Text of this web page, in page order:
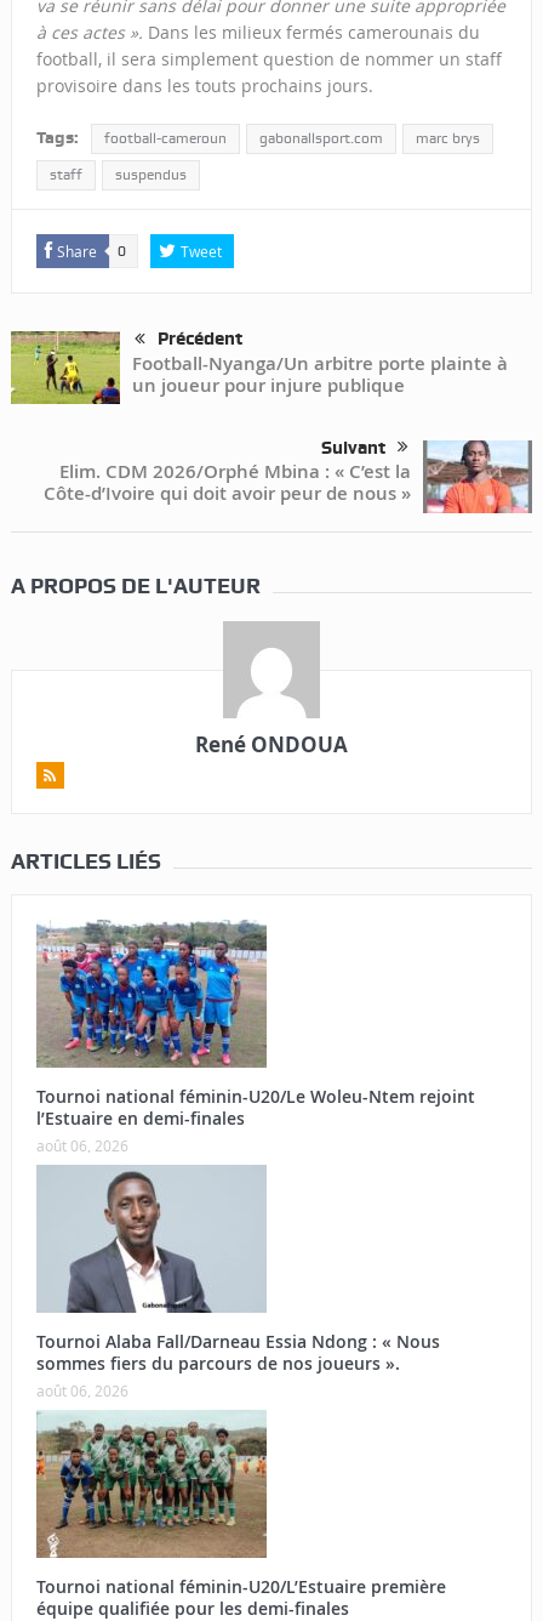
va se réunir sans délai pour donner une suite appropriée
à ces actes ». Dans les milieux fermés camerounais du
football, il sera simplement question de nommer un staff
provisoire dans les touts prochains jours.
Tags: football-cameroun gabonallsport.com marc brys
staff suspendus
Share 0 Tweet
Précédent
Football-Nyanga/Un arbitre porte plainte à
un joueur pour injure publique
Suivant
Elim. CDM 2026/Orphé Mbina : « C’est la
Côte-d’Ivoire qui doit avoir peur de nous »
A PROPOS DE L'AUTEUR
René ONDOUA
ARTICLES LIÉS
Tournoi national féminin-U20/Le Woleu-Ntem rejoint
l’Estuaire en demi-finales
août 06, 2026
Tournoi Alaba Fall/Darneau Essia Ndong : « Nous
sommes fiers du parcours de nos joueurs ».
août 06, 2026
Tournoi national féminin-U20/L’Estuaire première
équipe qualifiée pour les demi-finales